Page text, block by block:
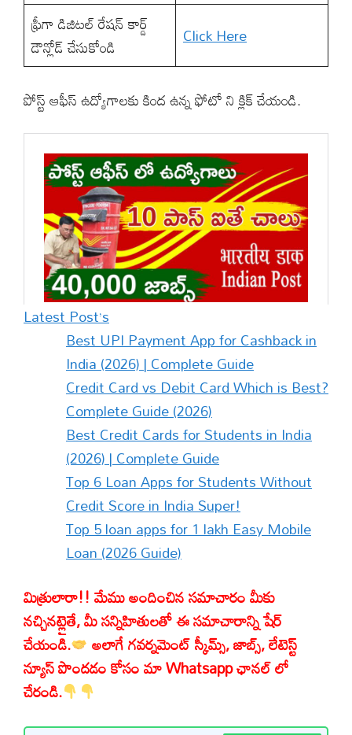
ఫ్రీగా డిజిటల్ రేషన్ కార్డ్
డౌన్లోడ్ చేసుకోండి
Click Here
పోస్ట్ ఆఫీస్ ఉద్యోగాలకు కింద ఉన్న ఫోటో ని క్లిక్ చేయండి.
Latest Post’s:
Amazon
Jobs
2025:
అమెజాన్
లో
ఇంటర్వ్యూ
ద్వారా
ఉద్యోగాలు
నిరుద్యోగులకు
గుడ్
Best UPI Payment App for Cashback in
India (2026) | Complete Guide
Credit Card vs Debit Card Which is Best?
Complete Guide (2026)
Best Credit Cards for Students in India
(2026) | Complete Guide
Top 6 Loan Apps for Students Without
Credit Score in India Super!
Top 5 loan apps for 1 lakh Easy Mobile
Loan (2026 Guide)
మిత్రులారా!! మేము అందించిన సమాచారం మీకు
నచ్చినట్లైతే, మీ సన్నిహితులతో ఈ సమాచారాన్ని షేర్
చేయండి.
అలాగే గవర్నమెంట్ స్కీమ్స్, జాబ్స్, లేటెస్ట్
న్యూస్ పొందడం కోసం మా Whatsapp ఛానల్ లో
చేరండి.